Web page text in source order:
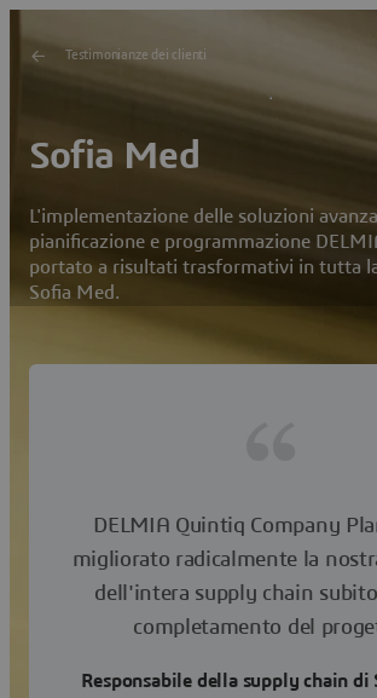
Testimonianze dei clienti
Sofia Med
L'implementazione delle soluzioni
pianificazione e programmazione
portato a risultati trasformativi in tutta
Sofia Med.
DELMIA Quintiq Company
migliorato radicalmente la
dell'intera supply chain subito
completamento del
Responsabile della supply chain di